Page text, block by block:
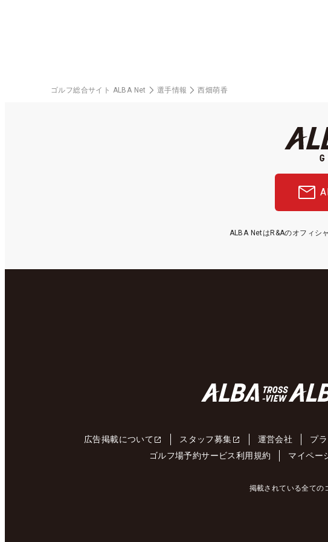
ゴルフ総合サイト ALBA Net 選手情報 西畑萌香
ALBA NetはR&Aのオフィシ
広告掲載について スタッフ募集 運営会社 プ
ゴルフ場予約サービス利用規約
マイペー
掲載されている全ての